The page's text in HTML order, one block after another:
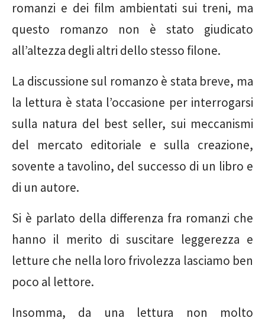
romanzi e dei film ambientati sui treni, ma
questo romanzo non è stato giudicato
all’altezza degli altri dello stesso filone.
La discussione sul romanzo è stata breve, ma
la lettura è stata l’occasione per interrogarsi
sulla natura del best seller, sui meccanismi
del mercato editoriale e sulla creazione,
sovente a tavolino, del successo di un libro e
di un autore.
Si è parlato della differenza fra romanzi che
hanno il merito di suscitare leggerezza e
letture che nella loro frivolezza lasciamo ben
poco al lettore.
Insomma, da una lettura non molto